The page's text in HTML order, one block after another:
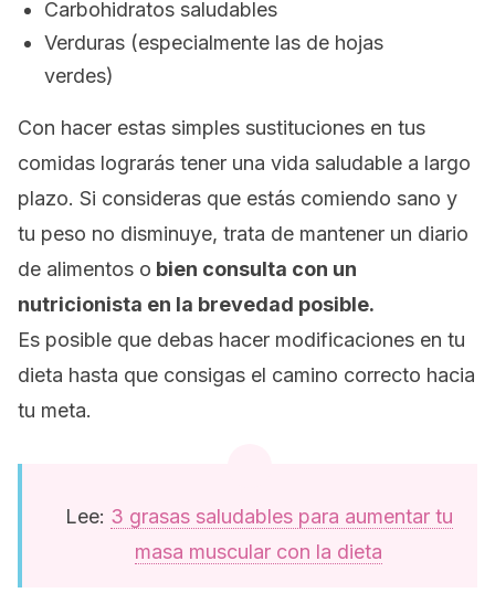
Carbohidratos saludables
Verduras (especialmente las de hojas
verdes)
Con hacer estas simples sustituciones en tus
comidas lograrás tener una vida saludable a largo
plazo. Si consideras que estás comiendo sano y
tu peso no disminuye, trata de mantener un diario
de alimentos o bien consulta con un
nutricionista en la brevedad posible.
Es posible que debas hacer modificaciones en tu
dieta hasta que consigas el camino correcto hacia
tu meta.
Lee: 3 grasas saludables para aumentar tu
masa muscular con la dieta